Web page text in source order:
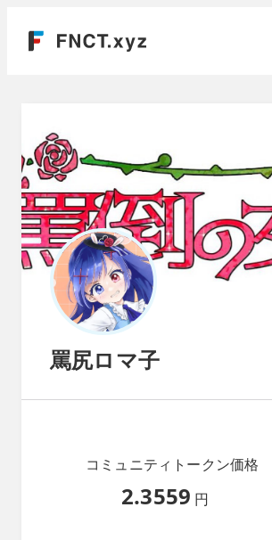
罵尻ロマ子
コミュニティトークン価格
2.3559 円